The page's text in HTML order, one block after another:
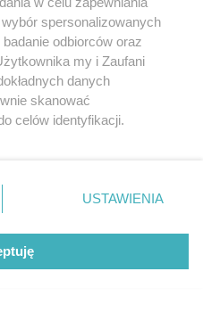
spersonalizowanych
odbiorców oraz
my i Zaufani
danych
skanować
celów identyfikacji.
ustawień prywatności
rogu strony
nie wymagają zgody
sprzeciwić się takiemu
USTAWIENIA